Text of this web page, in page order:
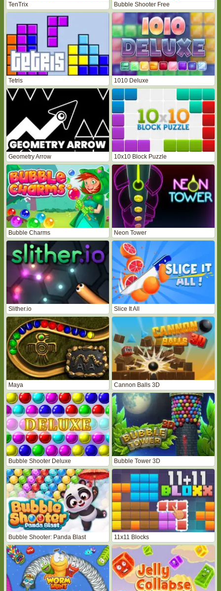
TenTrix Bubble Shooter Free
Tetris 1010 Deluxe
Geometry Arrow 10x10 Block Puzzle
Bubble Charms Neon Tower
Slither.io Slice It All
Maya Cannon Balls 3D
Bubble Shooter Deluxe Bubble Tower 3D
Bubble Shooter: Panda Blast 11x11 Blocks